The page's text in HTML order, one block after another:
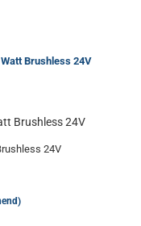
Brushless 24V
24V